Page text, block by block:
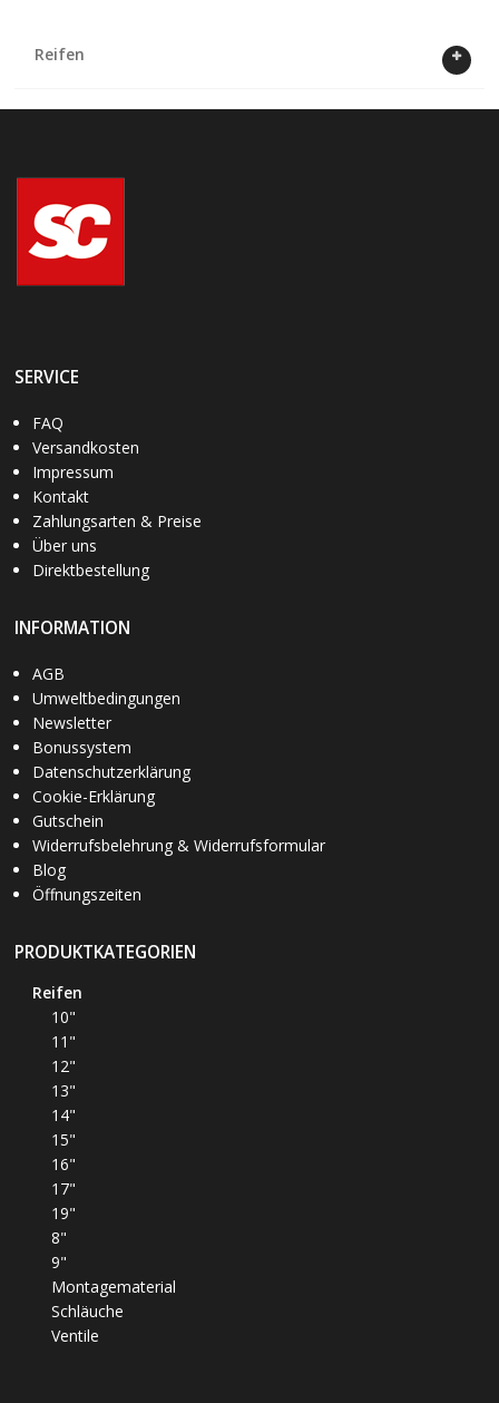
Reifen
SERVICE
FAQ
Versandkosten
Impressum
Kontakt
Zahlungsarten & Preise
Über uns
Direktbestellung
INFORMATION
AGB
Umweltbedingungen
Newsletter
Bonussystem
Datenschutzerklärung
Cookie-Erklärung
Gutschein
Widerrufsbelehrung & Widerrufsformular
Blog
Öffnungszeiten
PRODUKTKATEGORIEN
Reifen
10"
11"
12"
13"
14"
15"
16"
17"
19"
8"
9"
Montagematerial
Schläuche
Ventile